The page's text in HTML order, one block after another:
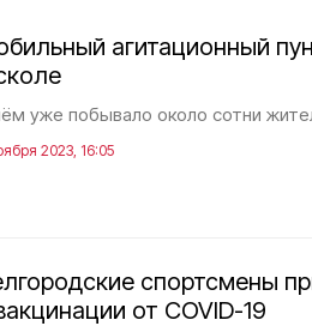
агитационный
уже побывало около сотни
2023, 16:05
спортсмены
от COVID-19